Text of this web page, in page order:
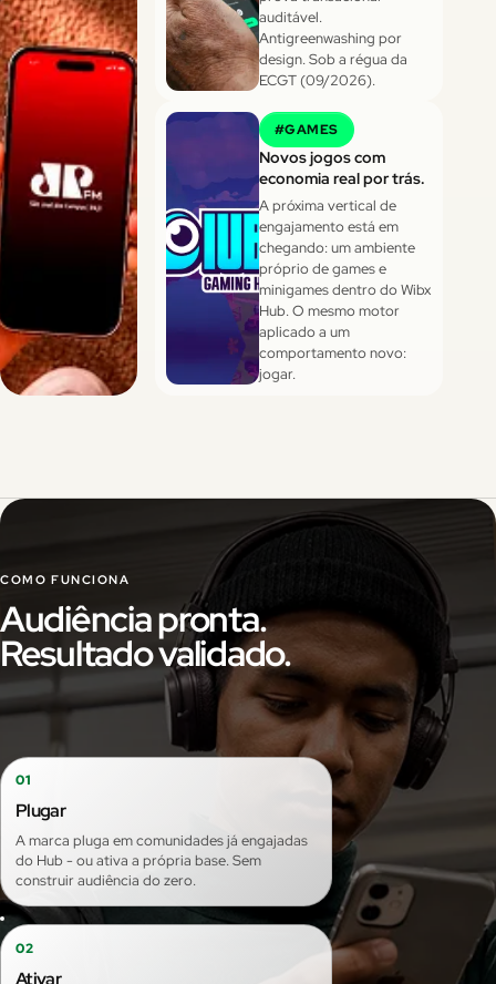
auditável.
Antigreenwashing por
design. Sob a régua da
ECGT (09/2026).
#GAMES
Novos jogos com
economia real por trás.
A próxima vertical de
engajamento está em
chegando: um ambiente
próprio de games e
minigames dentro do Wibx
Hub. O mesmo motor
aplicado a um
comportamento novo:
jogar.
COMO FUNCIONA
Audiência pronta.
Resultado validado.
01
Plugar
A marca pluga em comunidades já engajadas
do Hub - ou ativa a própria base. Sem
construir audiência do zero.
02
Ativar